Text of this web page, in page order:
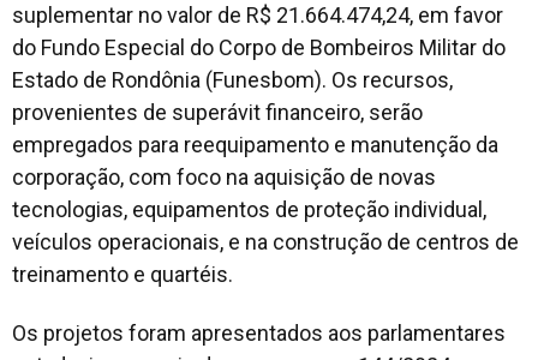
suplementar no valor de R$ 21.664.474,24, em favor
do Fundo Especial do Corpo de Bombeiros Militar do
Estado de Rondônia (Funesbom). Os recursos,
provenientes de superávit financeiro, serão
empregados para reequipamento e manutenção da
corporação, com foco na aquisição de novas
tecnologias, equipamentos de proteção individual,
veículos operacionais, e na construção de centros de
treinamento e quartéis.
Os projetos foram apresentados aos parlamentares